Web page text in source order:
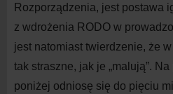
Rozporządzenia, jest postawa
z wdrożenia RODO w
jest natomiast twierdzenie, że
tak straszne, jak je „malują”.
poniżej odniosę się do pięciu